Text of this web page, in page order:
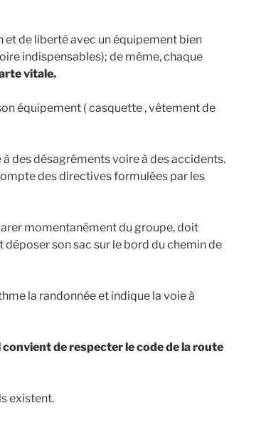
et de liberté avec un équipement bien
indispensables); de même, chaque
vitale.
équipement ( casquette , vêtement de
des désagréments voire à des accidents.
des directives formulées par les
momentanément du groupe, doit
son sac sur le bord du chemin de
la randonnée et indique la voie à
de respecter le code de la route
existent.